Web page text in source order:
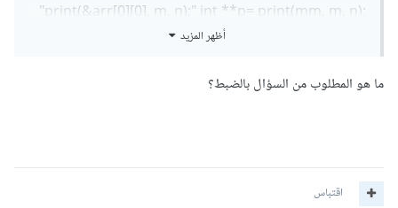
"print(&arr[0][0], m, n);" int **p= print(mm, m, n);
for (i = 0; i < 3; i++) for (j = 0; j < n; j++) cout<< (*(p+i)
أظهر المزيد
ما هو المطلوب من السؤال بالضبط؟
اقتباس